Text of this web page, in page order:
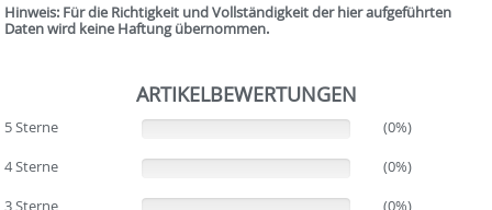
Hinweis: Für die Richtigkeit und Vollständigkeit der hier aufgeführten
Daten wird keine Haftung übernommen.
ARTIKELBEWERTUNGEN
5 Sterne
(0%)
4 Sterne
(0%)
3 Sterne
(0%)